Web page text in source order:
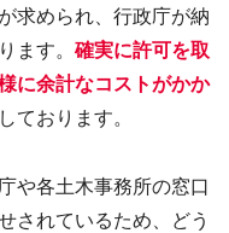
求められ、行政庁が納
ます。 確実に許可を取
に余計なコストがかか
ております。
や各土木事務所の窓口
されているため、どう